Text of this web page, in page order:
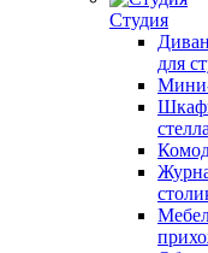
Студия
для